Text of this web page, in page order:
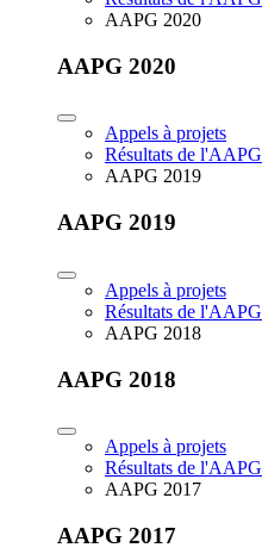
AAPG 2020
AAPG 2020
Appels à projets
Résultats de l'AAPG
AAPG 2019
AAPG 2019
Appels à projets
Résultats de l'AAPG
AAPG 2018
AAPG 2018
Appels à projets
Résultats de l'AAPG
AAPG 2017
AAPG 2017